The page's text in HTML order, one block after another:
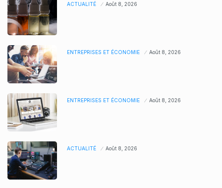
ACTUALITÉ Août 8, 2026
ENTREPRISES ET ÉCONOMIE Août 8, 2026
ENTREPRISES ET ÉCONOMIE Août 8, 2026
ACTUALITÉ Août 8, 2026